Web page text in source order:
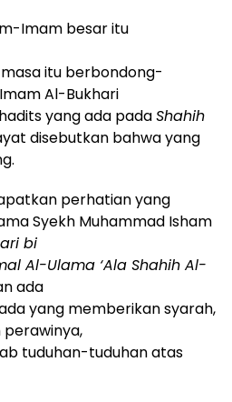
Imam besar itu
itu berbondong-
Al-Bukhari
yang ada padaShahih
disebutkan bahwa yang
perhatian yang
Syekh Muhammad Isham
bi
Al-Ulama ‘Ala Shahih Al-
ada
yang memberikan syarah,
tuduhan-tuduhan atas